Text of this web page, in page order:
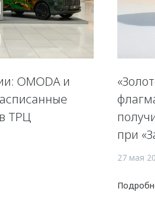
OMODA и
ТРЦ
при
27 мая